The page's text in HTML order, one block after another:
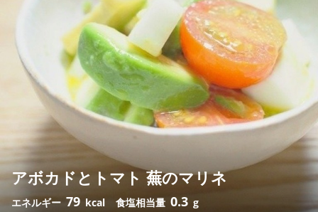
アボカドとトマト 蕪のマリネ
エネルギー 79 kcal 食塩相当量 0.3 g